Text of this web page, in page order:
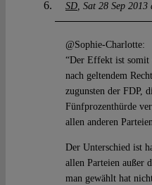
SD Sat 28 Sep 2013
@Sophie-Charlotte:
“Der Effekt ist
nach geltendem
zugunsten der FDP,
Fünfprozenthürde
allen anderen
Der Unterschied ist
allen Parteien außer
man gewählt hat